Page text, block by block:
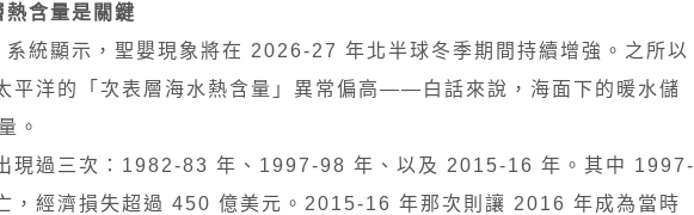
含量是關鍵
統顯示，聖嬰現象將在 2026-27 年北半球冬季期間持續增強。之所以
平洋的「次表層海水熱含量」異常偏高——白話來說，海面下的暖水儲
。
現過三次：1982-83 年、1997-98 年、以及 2015-16 年。其中 1997-
，經濟損失超過 450 億美元。2015-16 年那次則讓 2016 年成為當時